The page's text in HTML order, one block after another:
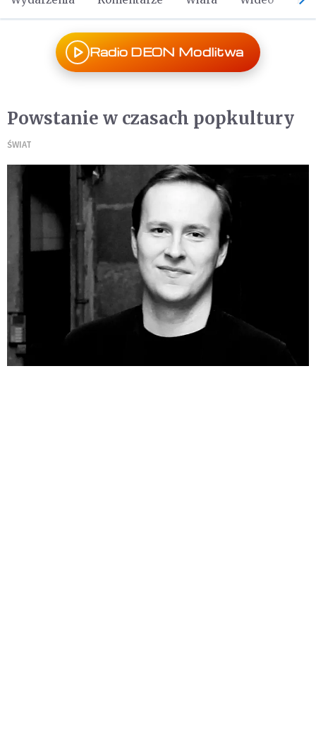
Radio DEON Modlitwa
Powstanie w czasach popkultury
ŚWIAT